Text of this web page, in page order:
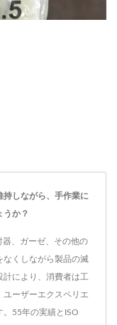
しながら、手作業に
うか？
、ガーゼ、その他の
なくしながら製品の滅
により、消費者は工
ーザーエクスペリエ
。55年の実績とISO